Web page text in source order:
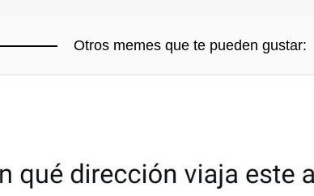
Otros memes que te pueden gustar: